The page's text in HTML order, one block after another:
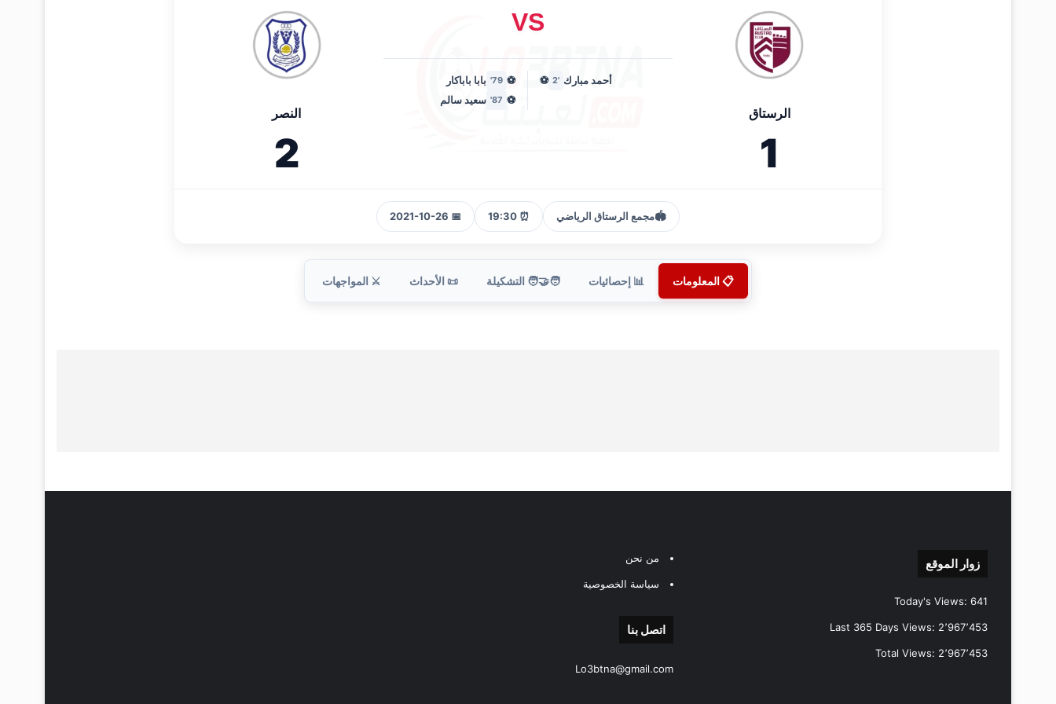
الرستاق
1
VS
أحمد مبارك '2
⚽
⚽
79'
بابا باباكار
⚽
87' سعيد سالم
النصر
2
🏟️مجمع الرستاق الرياضي ⏰ 19:30
📅 2021-10-26
📋 المعلومات 📊 إحصائيات 🧑‍🤝‍🧑 التشكيلة 📜 الأحداث ⚔️ المواجهات
زوار الموقع
Today's Views: 641
Last 365 Days Views: 2٬967٬453
Total Views: 2٬967٬453
من نحن
سياسة الخصوصية
اتصل بنا
Lo3btna@gmail.com